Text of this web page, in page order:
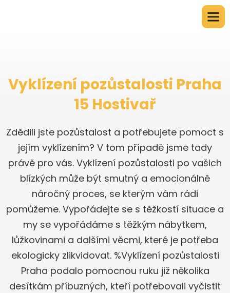
Vyklízení pozůstalosti Praha
15 Hostivař
Zdědili jste pozůstalost a potřebujete pomoct s
jejím vyklízením? V tom případě jsme tady
právě pro vás. Vyklízení pozůstalosti po vašich
blízkých může být smutný a emocionálně
náročný proces, se kterým vám rádi
pomůžeme. Vypořádejte se s těžkostí situace a
my se vypořádáme s těžkým nábytkem,
lůžkovinami a dalšími věcmi, které je potřeba
ekologicky zlikvidovat. %Vyklízení pozůstalosti
Praha podalo pomocnou ruku již několika
desítkám příbuzných, kteří potřebovali vyčistit